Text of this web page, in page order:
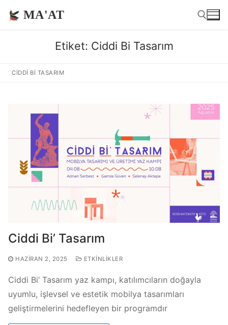
atla
MA'AT
Etiket: Ciddi Bi Tasarım
CIDDI BI TASARIM
Ciddi Bi’ Tasarım
HAZIRAN 2, 2025 ETKINLIKLER
Ciddi Bi’ Tasarım yaz kampı, katılımcıların doğayla
uyumlu, işlevsel ve estetik mobilya tasarımları
geliştirmelerini hedefleyen bir programdır